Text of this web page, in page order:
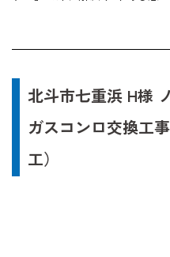
北斗市七重浜 H様
ガスコンロ交換工
工）